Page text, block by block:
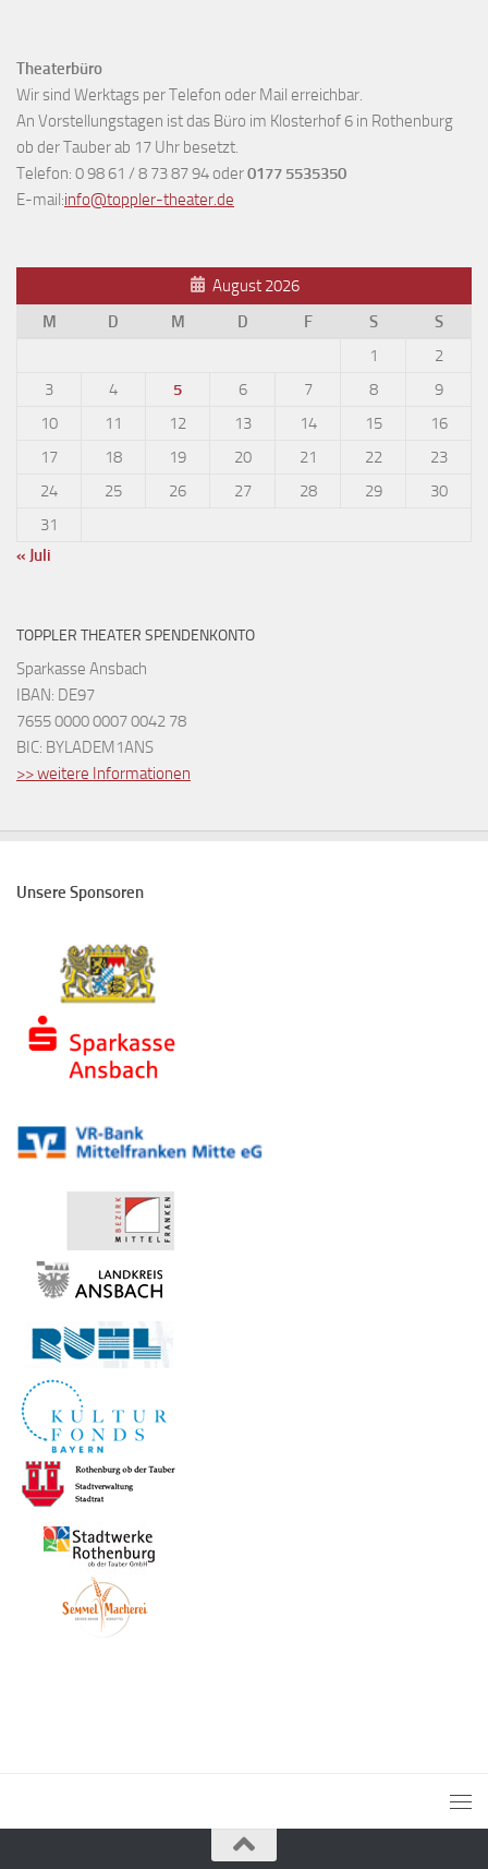
Theaterbüro
Wir sind Werktags per Telefon oder Mail erreichbar.
An Vorstellungstagen ist das Büro im Klosterhof 6 in Rothenburg
ob der Tauber ab 17 Uhr besetzt.
Telefon: 0 98 61 / 8 73 87 94 oder0177 5535350
E-mail:info@toppler-theater.de
August 2026
M
D M D F S
S
1
2
3
4 5 6 7 8
9
10
11 12 13 14 15
16
17
18 19 20 21 22
23
24
25 26 27 28 29
30
31
« Juli
TOPPLER THEATER SPENDENKONTO
Sparkasse Ansbach
IBAN: DE97
7655 0000 0007 0042 78
BIC: BYLADEM1ANS
>> weitere Informationen
Unsere Sponsoren